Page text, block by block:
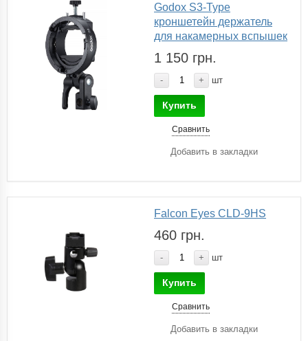
Godox S3-Type
кроншетейн держатель
для накамерных вспышек
1 150 грн.
- + шт
Купить
Сравнить
Добавить в закладки
Falcon Eyes CLD-9HS
460 грн.
- + шт
Купить
Сравнить
Добавить в закладки